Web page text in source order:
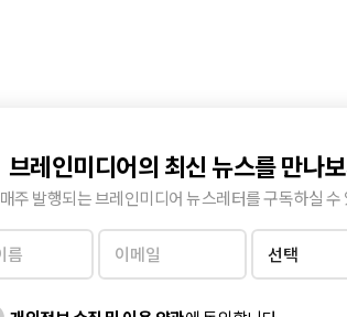
브레인미디어의 최신 뉴스를 만나
매주 발행되는 브레인미디어 뉴스레터를 구독하실 수